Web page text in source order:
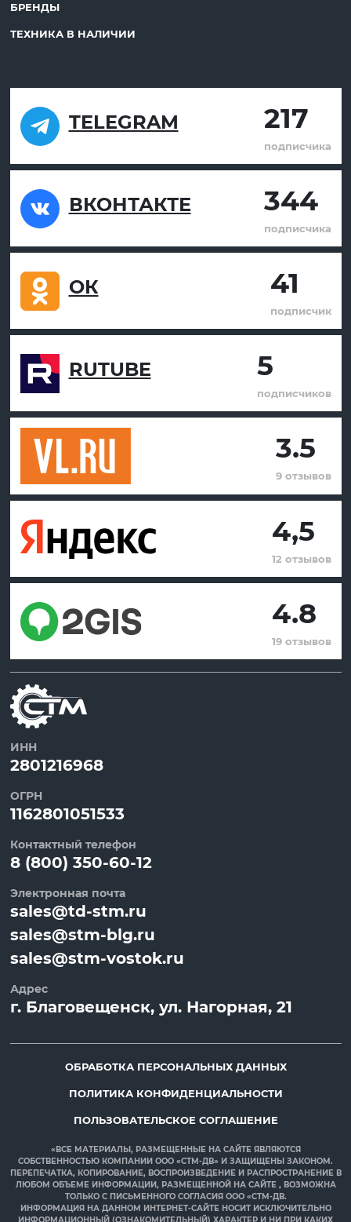
БРЕНДЫ
ТЕХНИКА В НАЛИЧИИ
TELEGRAM 217
подписчика
ВКОНТАКТЕ 344
подписчика
ОК 41
подписчик
RUTUBE 5
подписчиков
3.5
9 отзывов
4,5
12 отзывов
4.8
19 отзывов
ИНН
2801216968
ОГРН
1162801051533
Контактный телефон
8 (800) 350-60-12
Электронная почта
sales@td-stm.ru
sales@stm-blg.ru
sales@stm-vostok.ru
Адрес
г. Благовещенск, ул. Нагорная, 21
ОБРАБОТКА ПЕРСОНАЛЬНЫХ ДАННЫХ
ПОЛИТИКА КОНФИДЕНЦИАЛЬНОСТИ
ПОЛЬЗОВАТЕЛЬСКОЕ СОГЛАШЕНИЕ
«ВСЕ МАТЕРИАЛЫ, РАЗМЕЩЕННЫЕ НА САЙТЕ ЯВЛЯЮТСЯ
СОБСТВЕННОСТЬЮ КОМПАНИИ ООО «СТМ-ДВ» И ЗАЩИЩЕНЫ ЗАКОНОМ.
ПЕРЕПЕЧАТКА, КОПИРОВАНИЕ, ВОСПРОИЗВЕДЕНИЕ И РАСПРОСТРАНЕНИЕ В
ЛЮБОМ ОБЪЕМЕ ИНФОРМАЦИИ, РАЗМЕЩЕННОЙ НА САЙТЕ , ВОЗМОЖНА
ТОЛЬКО С ПИСЬМЕННОГО СОГЛАСИЯ ООО «СТМ-ДВ.
ИНФОРМАЦИЯ НА ДАННОМ ИНТЕРНЕТ-САЙТЕ НОСИТ ИСКЛЮЧИТЕЛЬНО